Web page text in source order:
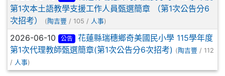
第1次本土語教學支援工作人員甄選簡章 （第1次公告分6
次招考）
( 陶吉豐 / 105 / 人事)
2026-06-10 公告
花蓮縣瑞穗鄉奇美國民小學 115學年度
第1次代理教師甄選簡章(第1次公告分6次招考) ( 陶吉豐 / 112
/ 人事)